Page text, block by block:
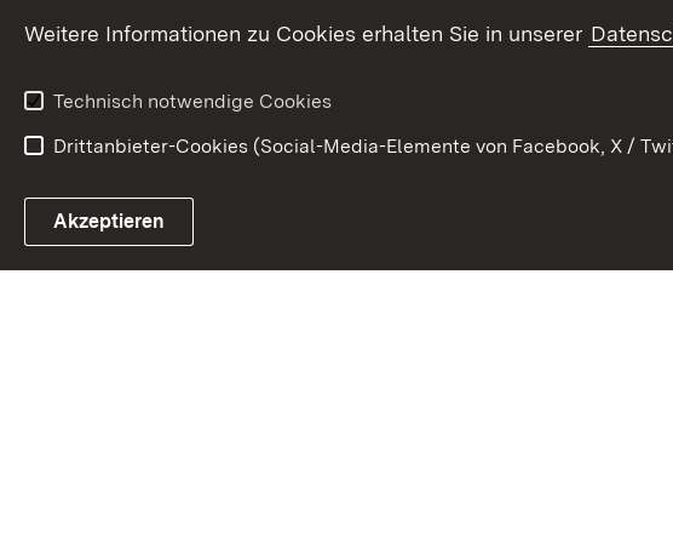
Glücksspielrecht
Link zum Landesportal
Weitere Informationen zu Cookies erhalten Sie in unserer
Technisch notwendige Cookies
Drittanbieter-Cookies (Social-Media-Elemente von Facebook, X /
Akzeptieren